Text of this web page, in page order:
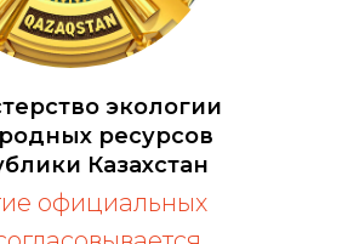
экологии
ресурсов
Казахстан
официальных